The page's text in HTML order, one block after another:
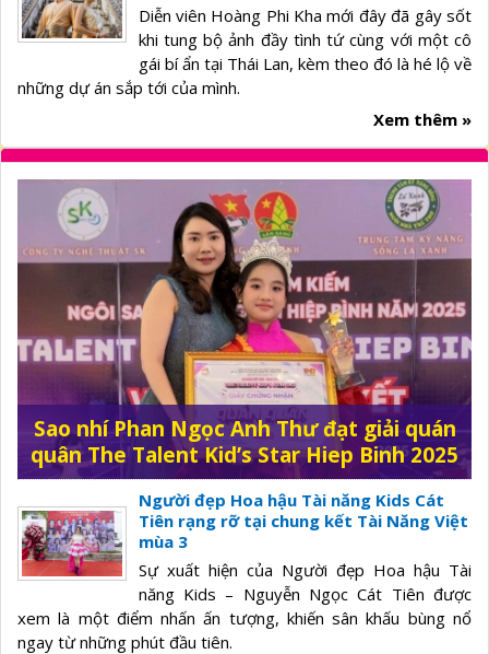
Diễn viên Hoàng Phi Kha mới đây đã gây sốt
khi tung bộ ảnh đầy tình tứ cùng với một cô
gái bí ẩn tại Thái Lan, kèm theo đó là hé lộ về
những dự án sắp tới của mình.
Xem thêm »
Sao nhí Phan Ngọc Anh Thư đạt giải quán
quân The Talent Kid’s Star Hiep Binh 2025
Người đẹp Hoa hậu Tài năng Kids Cát
Tiên rạng rỡ tại chung kết Tài Năng Việt
mùa 3
Sự xuất hiện của Người đẹp Hoa hậu Tài
năng Kids – Nguyễn Ngọc Cát Tiên được
xem là một điểm nhấn ấn tượng, khiến sân khấu bùng nổ
ngay từ những phút đầu tiên.